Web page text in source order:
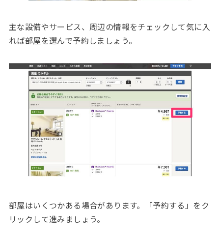
主な設備やサービス、周辺の情報をチェックして気に入
れば部屋を選んで予約しましょう。
部屋はいくつかある場合があります。「予約する」をク
リックして進みましょう。